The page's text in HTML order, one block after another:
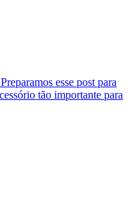
esse post para
tão importante para